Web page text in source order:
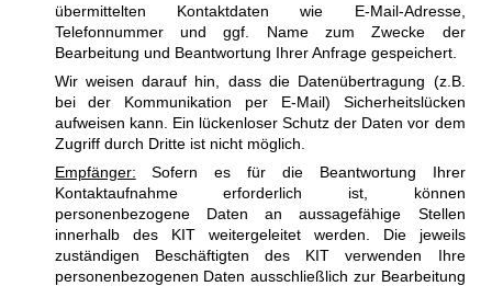
übermittelten Kontaktdaten wie E-Mail-Adresse,
Telefonnummer und ggf. Name zum Zwecke der
Bearbeitung und Beantwortung Ihrer Anfrage gespeichert.
Wir weisen darauf hin, dass die Datenübertragung (z.B.
bei der Kommunikation per E-Mail) Sicherheitslücken
aufweisen kann. Ein lückenloser Schutz der Daten vor dem
Zugriff durch Dritte ist nicht möglich.
Empfänger: Sofern es für die Beantwortung Ihrer
Kontaktaufnahme erforderlich ist, können
personenbezogene Daten an aussagefähige Stellen
innerhalb des KIT weitergeleitet werden. Die jeweils
zuständigen Beschäftigten des KIT verwenden Ihre
personenbezogenen Daten ausschließlich zur Bearbeitung